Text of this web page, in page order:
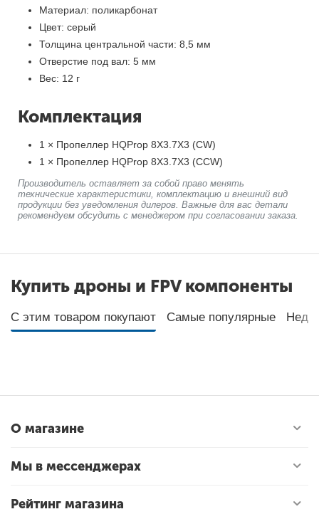
Материал: поликарбонат
Цвет: серый
Толщина центральной части: 8,5 мм
Отверстие под вал: 5 мм
Вес: 12 г
Комплектация
1 × Пропеллер HQProp 8X3.7X3 (CW)
1 × Пропеллер HQProp 8X3.7X3 (CCW)
Производитель оставляет за собой право менять
технические характеристики, комплектацию и внешний вид
продукции без уведомления дилеров. Важные для вас детали
рекомендуем обсудить с менеджером при согласовании заказа.
Купить дроны и FPV компоненты
С этим товаром покупают Самые популярные
О магазине
Мы в мессенджерах
Рейтинг магазина